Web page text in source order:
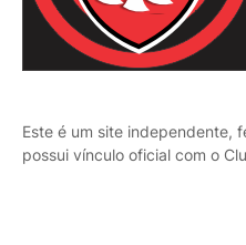
Este é um site independente,
possui vínculo oficial com o